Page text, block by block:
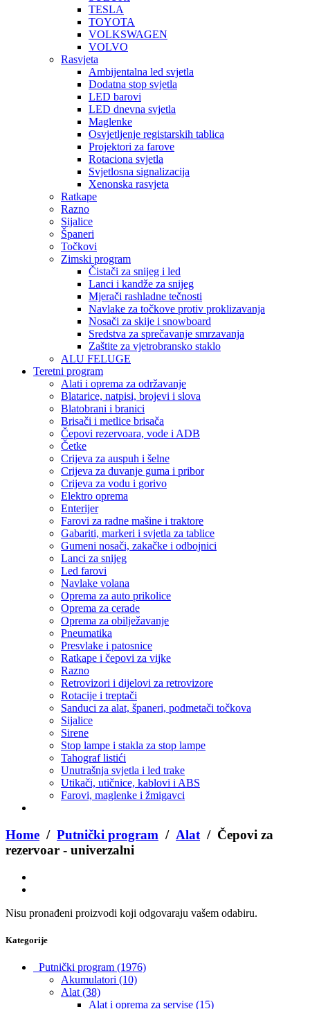
TESLA
TOYOTA
VOLKSWAGEN
VOLVO
Rasvjeta
Ambijentalna led svjetla
Dodatna stop svjetla
LED barovi
LED dnevna svjetla
Maglenke
Osvjetljenje registarskih tablica
Projektori za farove
Rotaciona svjetla
Svjetlosna signalizacija
Xenonska rasvjeta
Ratkape
Razno
Sijalice
Španeri
Točkovi
Zimski program
Čistači za snijeg i led
Lanci i kandže za snijeg
Mjerači rashladne tečnosti
Navlake za točkove protiv proklizavanja
Nosači za skije i snowboard
Sredstva za sprečavanje smrzavanja
Zaštite za vjetrobransko staklo
ALU FELUGE
Teretni program
Alati i oprema za održavanje
Blatarice, natpisi, brojevi i slova
Blatobrani i branici
Brisači i metlice brisača
Čepovi rezervoara, vode i ADB
Četke
Crijeva za auspuh i šelne
Crijeva za duvanje guma i pribor
Crijeva za vodu i gorivo
Elektro oprema
Enterijer
Farovi za radne mašine i traktore
Gabariti, markeri i svjetla za tablice
Gumeni nosači, zakačke i odbojnici
Lanci za snijeg
Led farovi
Navlake volana
Oprema za auto prikolice
Oprema za cerade
Oprema za obilježavanje
Pneumatika
Presvlake i patosnice
Ratkape i čepovi za vijke
Razno
Retrovizori i dijelovi za retrovizore
Rotacije i treptači
Sanduci za alat, španeri, podmetači točkova
Sijalice
Sirene
Stop lampe i stakla za stop lampe
Tahograf listići
Unutrašnja svjetla i led trake
Utikači, utičnice, kablovi i ABS
Farovi, maglenke i žmigavci
Home / Putnički program / Alat / Čepovi za
rezervoar - univerzalni
Nisu pronađeni proizvodi koji odgovaraju vašem odabiru.
Kategorije
Putnički program (1976)
Akumulatori (10)
Alat (38)
Alat i oprema za servise (15)